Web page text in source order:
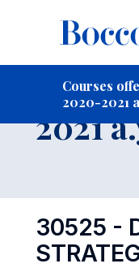
Courses
2020-2021
2021
30525 -